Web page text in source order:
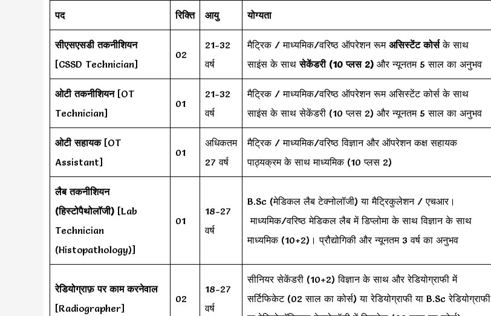
पद रिक्ति आयु योग्यता
सीएसएसडी तकनीशियन
[CSSD Technician]
02
21-32
वर्ष
मैट्रिक / माध्यमिक/वरिष्ठ ऑपरेशन रूमअसिस्टेंट कोर्सके साथ
साइंस के साथसेकेंडरी (10 प्लस 2) और न्यूनतम 5 साल का अनुभव
ओटी तकनीशियन[OT
Technician]
01
21-32
वर्ष
मैट्रिक / माध्यमिक/वरिष्ठ ऑपरेशन रूम असिस्टेंट कोर्स के साथ
साइंस के साथ सेकेंडरी (10 प्लस 2) और न्यूनतम 5 साल का अनुभव
ओटी सहायक[OT
Assistant]
01
अधिकतम
27 वर्ष
मैट्रिक / माध्यमिक/वरिष्ठ विज्ञान और ऑपरेशन कक्ष सहायक
पाठ्यक्रम के साथ माध्यमिक (10 प्लस 2)
लैब तकनीशियन
(हिस्टोपैथोलॉजी) [Lab
Technician
(Histopathology)]
01
18-27
वर्ष
B.Sc (मेडिकल लैब टेक्नोलॉजी) या मैट्रिकुलेशन / एचआर।
माध्यमिक/वरिष्ठ मेडिकल लैब में डिप्लोमा के साथ विज्ञान के साथ
माध्यमिक (10+2)। प्रौद्योगिकी और न्यूनतम 3 वर्ष का अनुभव
रेडियोग्राफ़ पर काम करनेवाल
[Radiographer]
02
18-27
वर्ष
सीनियर सेकेंडरी (10+2) विज्ञान के साथ और रेडियोग्राफी में
सर्टिफिकेट (02 साल का कोर्स) या रेडियोग्राफी या B.Sc रेडियोग्राफी